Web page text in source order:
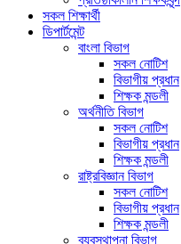
সকল শিক্ষার্থী
ডিপার্টমেন্ট
বাংলা বিভাগ
সকল নোটিশ
বিভাগীয় প্রধান
শিক্ষক মন্ডলী
অর্থনীতি বিভাগ
সকল নোটিশ
বিভাগীয় প্রধান
শিক্ষক মন্ডলী
রাষ্ট্রবিজ্ঞান বিভাগ
সকল নোটিশ
বিভাগীয় প্রধান
শিক্ষক মন্ডলী
ব্যবস্থাপনা বিভাগ